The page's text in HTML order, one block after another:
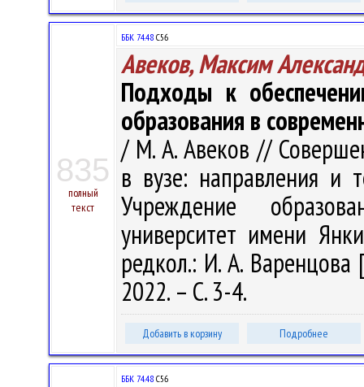
835
полный
текст
ББК 74.48 С56
Авеков, Максим
Подходы к
образования в
/ М. А. Авеков //
в вузе: направления и
Учреждение
университет имени
редкол.: И. А.
2022. – С. 3-4.
Добавить в корзину Подробнее
ББК 74.48 С56